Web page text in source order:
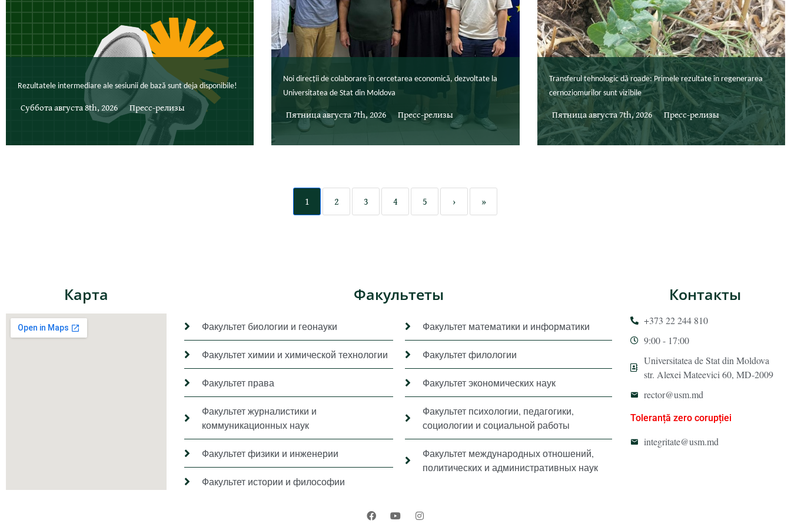
Rezultatele intermediare ale sesiunii de bază sunt deja disponibile!
Суббота августа 8th, 2026 Пресс-релизы
Noi direcții de colaborare în cercetarea economică, dezvoltate la
Universitatea de Stat din Moldova
Пятница августа 7th, 2026 Пресс-релизы
Transferul tehnologic dă roade: Primele rezultate în regenerarea
cernoziomurilor sunt vizibile
Пятница августа 7th, 2026 Пресс-релизы
1 2 3 4 5 › »
Карта Факультеты
Факультет биологии и геонауки
Факультет химии и химической технологии
Факультет права
Факультет журналистики и
коммуникационных наук
Факультет физики и инженерии
Факультет истории и философии
Факультет математики и информатики
Факультет филологии
Факультет экономических наук
Факультет психологии, педагогики,
социологии и социальной работы
Факультет международных отношений,
политических и административных наук
Контакты
+373 22 244 810
9:00 - 17:00
Universitatea de Stat din Moldova
str. Alexei Mateevici 60, MD-2009
rector@usm.md
Toleranță zero corupției
integritate@usm.md